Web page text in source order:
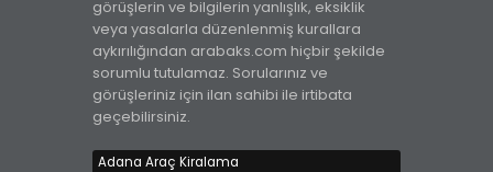
Kiralama bedeli 1200 TL
İstanbul - Avrupa, Avcılar
görüşlerin ve bilgilerin yanlışlık, eksiklik
veya yasalarla düzenlenmiş kurallara
aykırılığından arabaks.com hiçbir şekilde
sorumlu tutulamaz. Sorularınız ve
görüşleriniz için ilan sahibi ile irtibata
geçebilirsiniz.
Adana Araç Kiralama